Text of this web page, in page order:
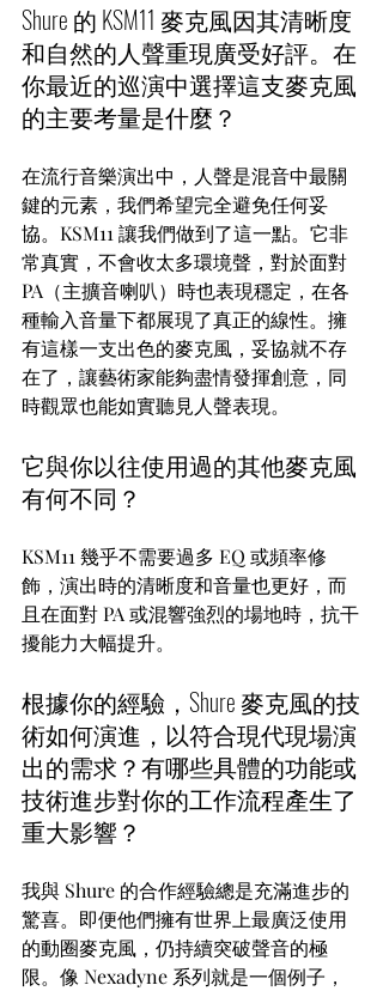
Shure 的 KSM11 麥克風因其清晰度
和自然的人聲重現廣受好評。在
你最近的巡演中選擇這支麥克風
的主要考量是什麼？
在流行音樂演出中，人聲是混音中最關
鍵的元素，我們希望完全避免任何妥
協。KSM11 讓我們做到了這一點。它非
常真實，不會收太多環境聲，對於面對
PA（主擴音喇叭）時也表現穩定，在各
種輸入音量下都展現了真正的線性。擁
有這樣一支出色的麥克風，妥協就不存
在了，讓藝術家能夠盡情發揮創意，同
時觀眾也能如實聽見人聲表現。
它與你以往使用過的其他麥克風
有何不同？
KSM11 幾乎不需要過多 EQ 或頻率修
飾，演出時的清晰度和音量也更好，而
且在面對 PA 或混響強烈的場地時，抗干
擾能力大幅提升。
根據你的經驗，Shure 麥克風的技
術如何演進，以符合現代現場演
出的需求？有哪些具體的功能或
技術進步對你的工作流程產生了
重大影響？
我與 Shure 的合作經驗總是充滿進步的
驚喜。即便他們擁有世界上最廣泛使用
的動圈麥克風，仍持續突破聲音的極
限。像 Nexadyne 系列就是一個例子，